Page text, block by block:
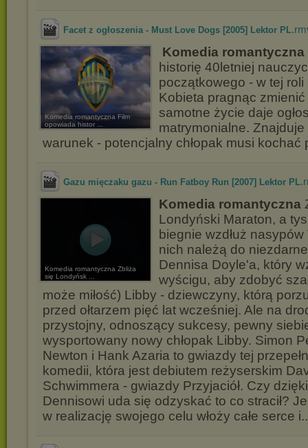
Facet z ogłoszenia - Must Love Dogs [2005] Lektor PL
Komedia romantyczna Film
opowiada histor ...
Komedia romantyczna
historię 40letniej
początkowego - w tej
Kobieta pragnąc
samotne życie daje
matrymonialne.
warunek - potencjalny chłopak musi kochać
Gazu mięczaku gazu - Run Fatboy Run [2007] Lektor PL
Komedia romantyczna Zbliża
się Londyńsk ...
Komedia romantyczna
Londyński Maraton, a
biegnie wzdłuż
nich należą do
Dennisa Doyle'a, który
wyścigu, aby zdobyć
może miłość) Libby - dziewczyny, którą
przed ołtarzem pięć lat wcześniej. Ale na
przystojny, odnoszący sukcesy, pewny
wysportowany nowy chłopak Libby. Simon
Newton i Hank Azaria to gwiazdy tej
komedii, która jest debiutem reżyserskim
Schwimmera - gwiazdy Przyjaciół. Czy
Dennisowi uda się odzyskać to co stracił?
w realizację swojego celu włoży całe serce